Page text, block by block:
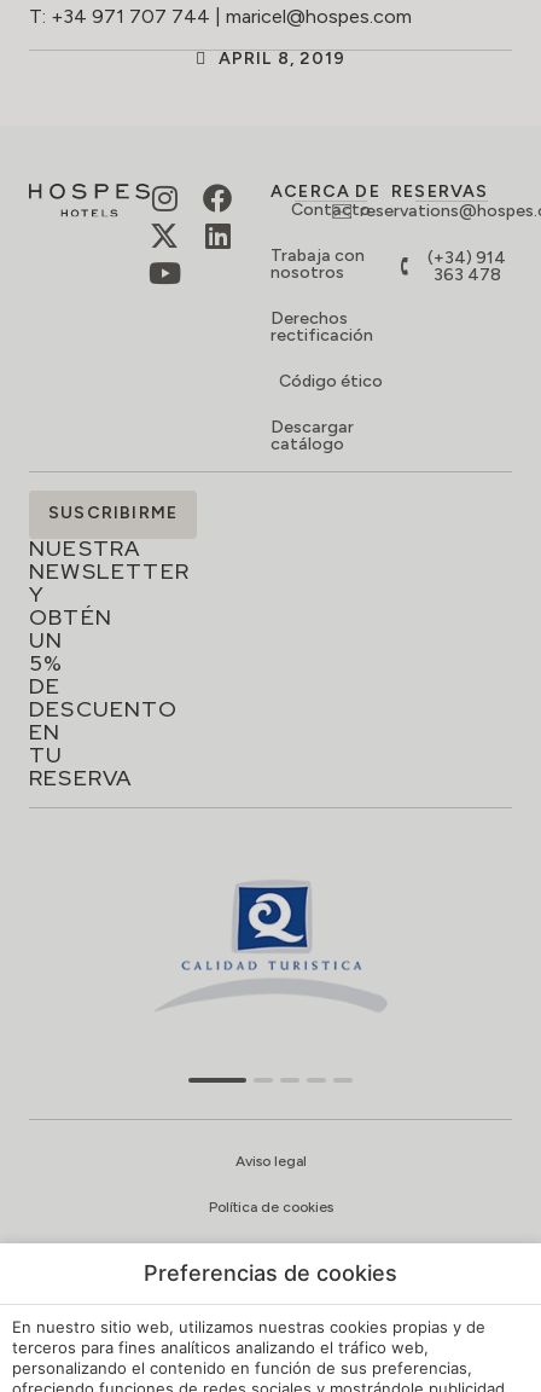
T: +34 971 707 744 | maricel@hospes.com
APRIL 8, 2019
ACERCA DE
Contacto
Trabaja con
nosotros
Derechos
rectificación
Código ético
Descargar
catálogo
RESERVAS
(+34) 914
363 478
SUSCRÍBETE
NUESTRA
NEWSLETTER
Y
OBTÉN
UN
5%
DE
DESCUENTO
EN
TU
RESERVA
SUSCRIBIRME
Aviso legal
Política de cookies
Política de Calidad y Medioambiente
Preferencias de cookies
En nuestro sitio web, utilizamos nuestras cookies propias y de
terceros para fines analíticos analizando el tráfico web,
personalizando el contenido en función de sus preferencias,